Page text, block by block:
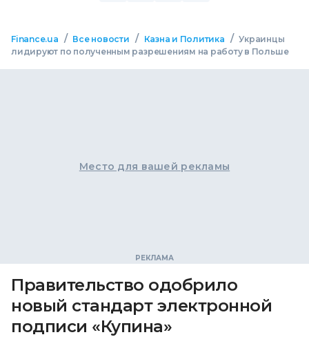
Finance.ua / Все новости / Казна и Политика / Украинцы
лидируют по полученным разрешениям на работу в Польше
Место для вашей рекламы
Правительство одобрило
новый стандарт электронной
подписи «Купина»